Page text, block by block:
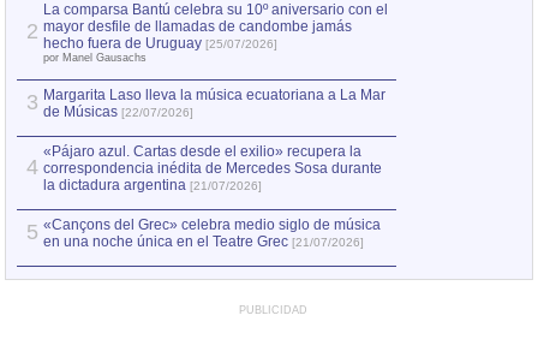
2
La comparsa Bantú celebra su 10º aniversario con el
mayor desfile de llamadas de candombe jamás
hecho fuera de Uruguay [25/07/2026]
por Manel Gausachs
3 Margarita Laso lleva la música ecuatoriana a La Mar
de Músicas [22/07/2026]
4
«Pájaro azul. Cartas desde el exilio» recupera la
correspondencia inédita de Mercedes Sosa durante
la dictadura argentina [21/07/2026]
5 «Cançons del Grec» celebra medio siglo de música
en una noche única en el Teatre Grec [21/07/2026]
PUBLICIDAD